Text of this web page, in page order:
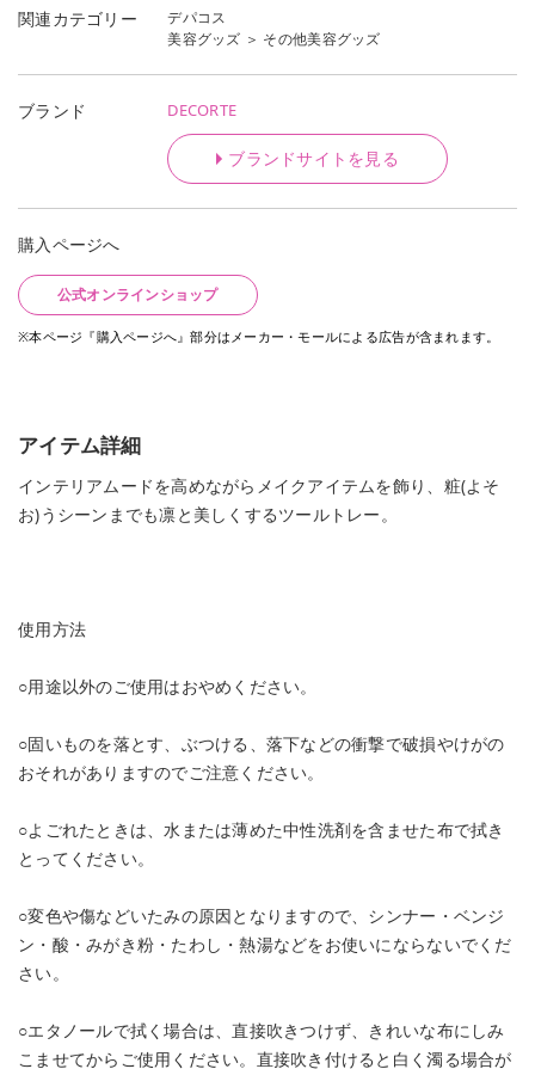
関連カテゴリー
デパコス
美容グッズ ＞ その他美容グッズ
ブランド DECORTE
ブランドサイトを見る
購入ページへ
公式オンラインショップ
※本ページ『購入ページへ』部分はメーカー・モールによる広告が含まれます。
アイテム詳細
インテリアムードを高めながらメイクアイテムを飾り、粧(よそ
お)うシーンまでも凛と美しくするツールトレー。
使用方法
○用途以外のご使用はおやめください。
○固いものを落とす、ぶつける、落下などの衝撃で破損やけがの
おそれがありますのでご注意ください。
○よごれたときは、水または薄めた中性洗剤を含ませた布で拭き
とってください。
○変色や傷などいたみの原因となりますので、シンナー・ベンジ
ン・酸・みがき粉・たわし・熱湯などをお使いにならないでくだ
さい。
○エタノールで拭く場合は、直接吹きつけず、きれいな布にしみ
こませてからご使用ください。直接吹き付けると白く濁る場合が